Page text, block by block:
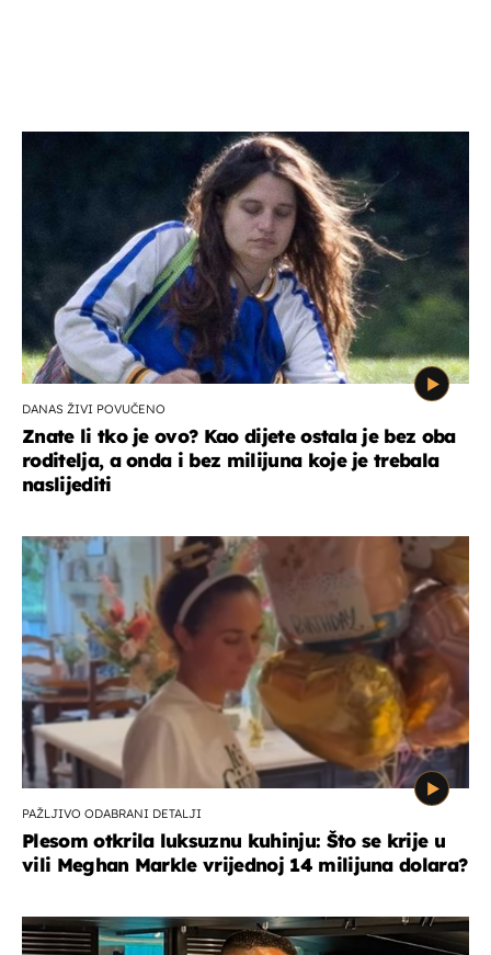
DANAS ŽIVI POVUČENO
Znate li tko je ovo? Kao dijete ostala je bez oba
roditelja, a onda i bez milijuna koje je trebala
naslijediti
PAŽLJIVO ODABRANI DETALJI
Plesom otkrila luksuznu kuhinju: Što se krije u
vili Meghan Markle vrijednoj 14 milijuna dolara?